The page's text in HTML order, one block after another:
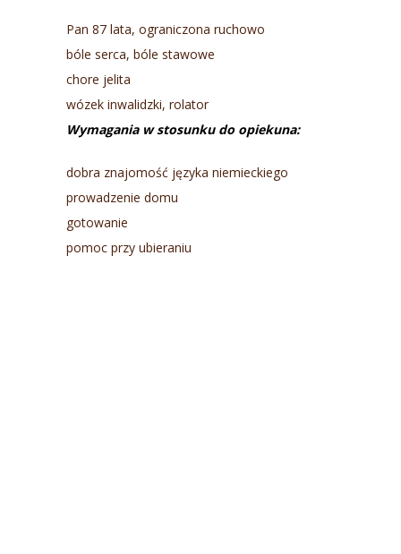
Pan 87 lata, ograniczona ruchowo
bóle serca, bóle stawowe
chore jelita
wózek inwalidzki, rolator
Wymagania w stosunku do opiekuna:
dobra znajomość języka niemieckiego
prowadzenie domu
gotowanie
pomoc przy ubieraniu